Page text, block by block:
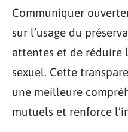
Communiquer
sur l’usage du
attentes et de réduire
sexuel. Cette
une meilleure
mutuels et renforce